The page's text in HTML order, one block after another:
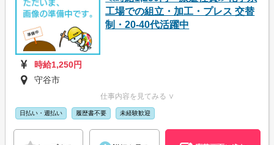
工場での組立・加工・プレス 交替
制・20-40代活躍中
時給1,250円
守谷市
仕事内容を見てみる ∨
日払い・週払い 履歴書不要 未経験歓迎